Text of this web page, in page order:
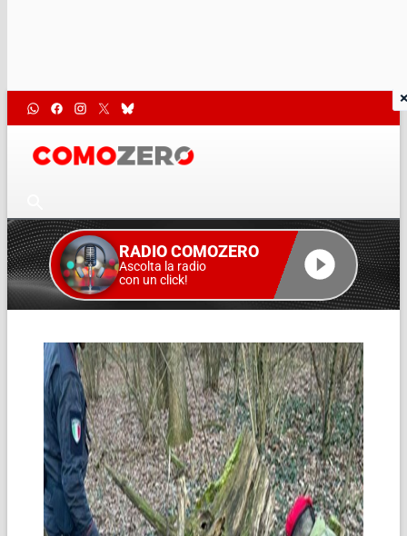
RADIO COMOZERO
Ascolta la radio
con un click!